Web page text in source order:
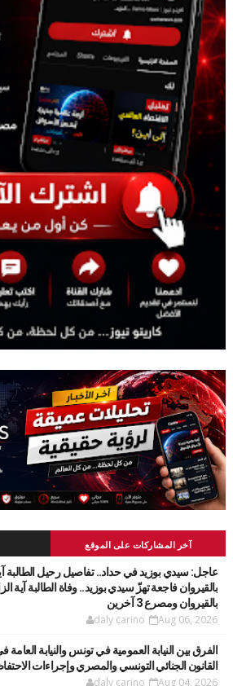
آخر المشاركات على الموقع
عاجل: سيدي بوزيد في حداد.. تفاصيل رحيل الطالبة
بالقيروان فاجعة تهزّ سيدي بوزيد.. وفاة الطالبة آية
بالقيروان ومصرع 3 آخرين
daly carino Aug 06, 2026
الفرق بين النيابة العمومية في تونس والنيابة
القانون الجنائي التونسي والمصري وإجراءات
daly carino Aug 04, 2026